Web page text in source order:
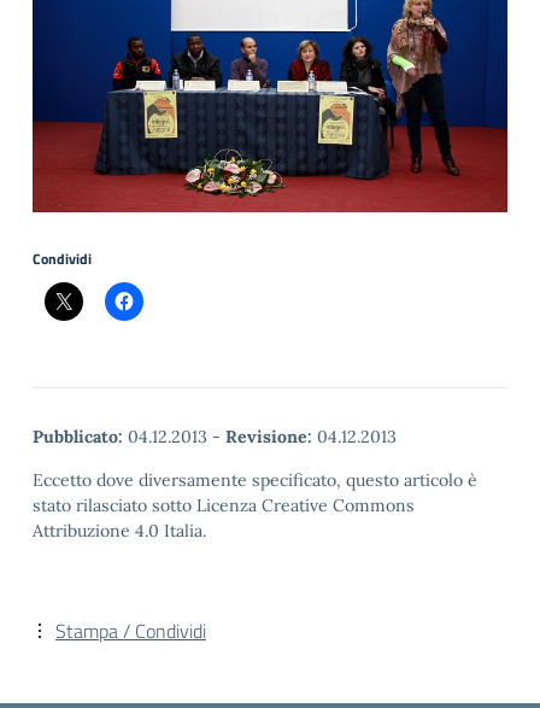
Condividi
Pubblicato: 04.12.2013 - Revisione: 04.12.2013
Eccetto dove diversamente specificato, questo articolo è
stato rilasciato sotto Licenza Creative Commons
Attribuzione 4.0 Italia.
Stampa / Condividi